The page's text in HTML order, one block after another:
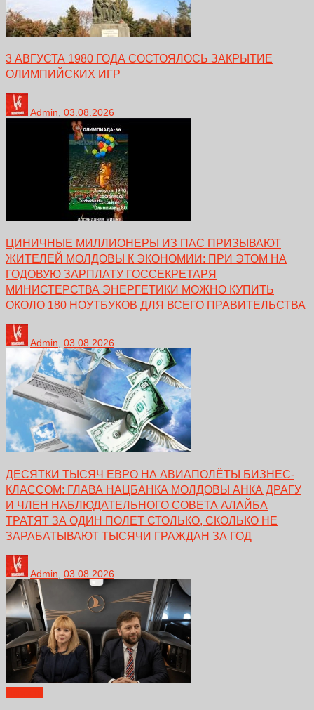
3 АВГУСТА 1980 ГОДА СОСТОЯЛОСЬ ЗАКРЫТИЕ
ОЛИМПИЙСКИХ ИГР
Admin 03.08.2026
ЦИНИЧНЫЕ МИЛЛИОНЕРЫ ИЗ ПАС ПРИЗЫВАЮТ
ЖИТЕЛЕЙ МОЛДОВЫ К ЭКОНОМИИ: ПРИ ЭТОМ НА
ГОДОВУЮ ЗАРПЛАТУ ГОССЕКРЕТАРЯ
МИНИСТЕРСТВА ЭНЕРГЕТИКИ МОЖНО КУПИТЬ
ОКОЛО 180 НОУТБУКОВ ДЛЯ ВСЕГО ПРАВИТЕЛЬСТВА
Admin, 03.08.2026
ДЕСЯТКИ ТЫСЯЧ ЕВРО НА АВИАПОЛЁТЫ БИЗНЕС-
КЛАССОМ: ГЛАВА НАЦБАНКА МОЛДОВЫ АНКА ДРАГУ
И ЧЛЕН НАБЛЮДАТЕЛЬНОГО СОВЕТА АЛАЙБА
ТРАТЯТ ЗА ОДИН ПОЛЕТ СТОЛЬКО, СКОЛЬКО НЕ
ЗАРАБАТЫВАЮТ ТЫСЯЧИ ГРАЖДАН ЗА ГОД
Admin 03.08.2026